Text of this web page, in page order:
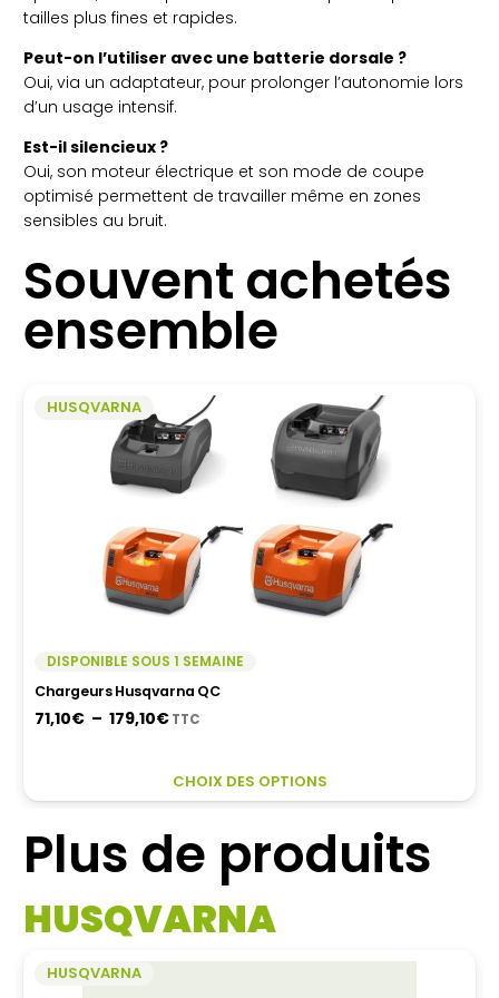
tailles plus fines et rapides.
Peut-on l’utiliser avec une batterie dorsale ?
Oui, via un adaptateur, pour prolonger l’autonomie lors
d’un usage intensif.
Est-il silencieux ?
Oui, son moteur électrique et son mode de coupe
optimisé permettent de travailler même en zones
sensibles au bruit.
Souvent achetés
ensemble
HUSQVARNA
DISPONIBLE SOUS 1 SEMAINE
Chargeurs Husqvarna QC
71,10€ – 179,10€Plage
71,10€
179,10€
TTC
CHOIX DES OPTIONS
Plus de produits
HUSQVARNA
HUSQVARNA